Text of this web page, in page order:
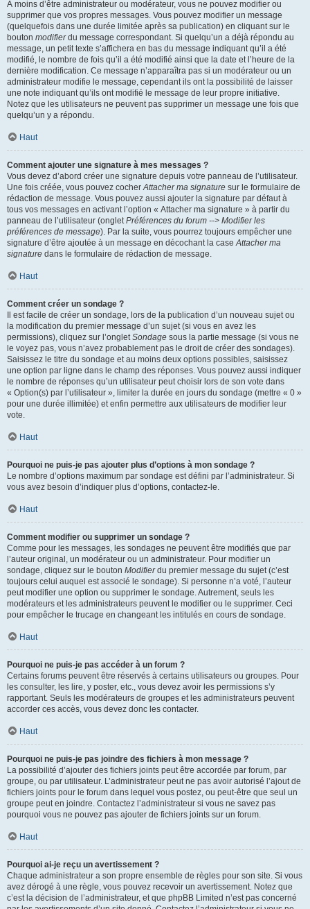
À moins d’être administrateur ou modérateur, vous ne pouvez modifier ou
supprimer que vos propres messages. Vous pouvez modifier un message
(quelquefois dans une durée limitée après sa publication) en cliquant sur le
bouton modifierdu message correspondant. Si quelqu’un a déjà répondu au
message, un petit texte s’affichera en bas du message indiquant qu’il a été
modifié, le nombre de fois qu’il a été modifié ainsi que la date et l’heure de la
dernière modification. Ce message n’apparaîtra pas si un modérateur ou un
administrateur modifie le message, cependant ils ont la possibilité de laisser
une note indiquant qu’ils ont modifié le message de leur propre initiative.
Notez que les utilisateurs ne peuvent pas supprimer un message une fois que
quelqu’un y a répondu.
Haut
Comment ajouter une signature à mes messages ?
Vous devez d’abord créer une signature depuis votre panneau de l’utilisateur.
Une fois créée, vous pouvez cocherAttacher ma signature sur le formulaire de
rédaction de message. Vous pouvez aussi ajouter la signature par défaut à
tous vos messages en activant l’option « Attacher ma signature » à partir du
panneau de l’utilisateur (ongletPréférences du forum --> Modifier les
préférences de message). Par la suite, vous pourrez toujours empêcher une
signature d’être ajoutée à un message en décochant la caseAttacher ma
signature dans le formulaire de rédaction de message.
Haut
Comment créer un sondage ?
Il est facile de créer un sondage, lors de la publication d’un nouveau sujet ou
la modification du premier message d’un sujet (si vous en avez les
permissions), cliquez sur l’ongletSondage sous la partie message (si vous ne
le voyez pas, vous n’avez probablement pas le droit de créer des sondages).
Saisissez le titre du sondage et au moins deux options possibles, saisissez
une option par ligne dans le champ des réponses. Vous pouvez aussi indiquer
le nombre de réponses qu’un utilisateur peut choisir lors de son vote dans
« Option(s) par l’utilisateur », limiter la durée en jours du sondage (mettre « 0 »
pour une durée illimitée) et enfin permettre aux utilisateurs de modifier leur
vote.
Haut
Pourquoi ne puis-je pas ajouter plus d’options à mon sondage ?
Le nombre d’options maximum par sondage est défini par l’administrateur. Si
vous avez besoin d’indiquer plus d’options, contactez-le.
Haut
Comment modifier ou supprimer un sondage ?
Comme pour les messages, les sondages ne peuvent être modifiés que par
l’auteur original, un modérateur ou un administrateur. Pour modifier un
sondage, cliquez sur le bouton Modifierdu premier message du sujet (c’est
toujours celui auquel est associé le sondage). Si personne n’a voté, l’auteur
peut modifier une option ou supprimer le sondage. Autrement, seuls les
modérateurs et les administrateurs peuvent le modifier ou le supprimer. Ceci
pour empêcher le trucage en changeant les intitulés en cours de sondage.
Haut
Pourquoi ne puis-je pas accéder à un forum ?
Certains forums peuvent être réservés à certains utilisateurs ou groupes. Pour
les consulter, les lire, y poster, etc., vous devez avoir les permissions s’y
rapportant. Seuls les modérateurs de groupes et les administrateurs peuvent
accorder ces accès, vous devez donc les contacter.
Haut
Pourquoi ne puis-je pas joindre des fichiers à mon message ?
La possibilité d’ajouter des fichiers joints peut être accordée par forum, par
groupe, ou par utilisateur. L’administrateur peut ne pas avoir autorisé l’ajout de
fichiers joints pour le forum dans lequel vous postez, ou peut-être que seul un
groupe peut en joindre. Contactez l’administrateur si vous ne savez pas
pourquoi vous ne pouvez pas ajouter de fichiers joints sur un forum.
Haut
Pourquoi ai-je reçu un avertissement ?
Chaque administrateur a son propre ensemble de règles pour son site. Si vous
avez dérogé à une règle, vous pouvez recevoir un avertissement. Notez que
c’est la décision de l’administrateur, et que phpBB Limited n’est pas concerné